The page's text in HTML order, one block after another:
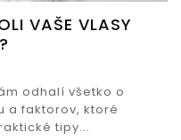
VAŠE VLASY
odhalí všetko o
a faktorov, ktoré
tipy...